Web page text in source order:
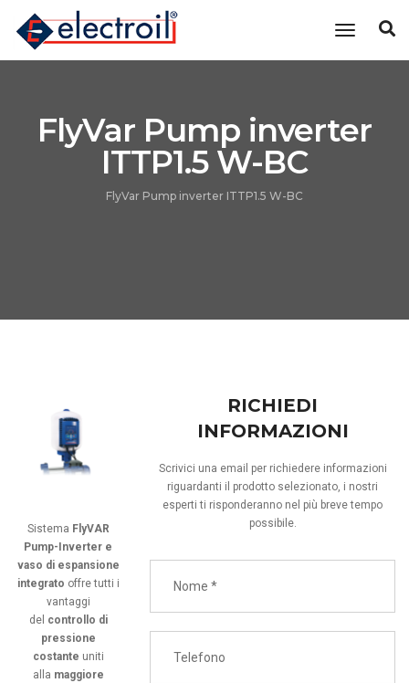
Cambia
FlyVar Pump inverter
ITTP1.5 W-BC
FlyVar Pump inverter ITTP1.5 W-BC
Sistema FlyVAR
Pump-Inverter e
vaso di espansione
integrato offre tutti i
vantaggi
del controllo di
pressione
costante uniti
alla maggiore
RICHIEDI
INFORMAZIONI
Scrivici una email per richiedere informazioni
riguardanti il prodotto selezionato, i nostri
esperti ti risponderanno nel più breve tempo
possibile.